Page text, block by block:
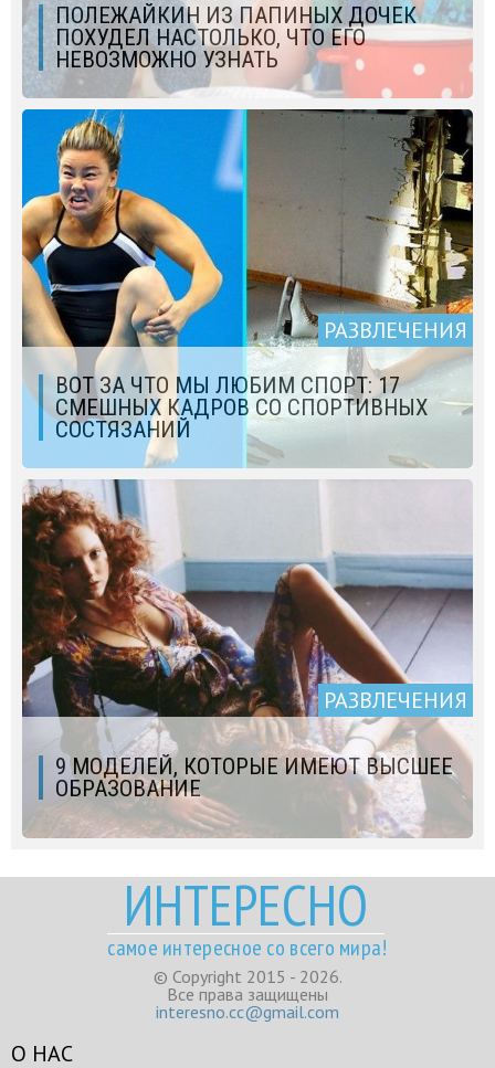
ПОЛЕЖАЙКИН ИЗ ПАПИНЫХ ДОЧЕК
ПОХУДЕЛ НАСТОЛЬКО, ЧТО ЕГО
НЕВОЗМОЖНО УЗНАТЬ
РАЗВЛЕЧЕНИЯ
ВОТ ЗА ЧТО МЫ ЛЮБИМ СПОРТ: 17
СМЕШНЫХ КАДРОВ СО СПОРТИВНЫХ
СОСТЯЗАНИЙ
РАЗВЛЕЧЕНИЯ
9 МОДЕЛЕЙ, КОТОРЫЕ ИМЕЮТ ВЫСШЕЕ
ОБРАЗОВАНИЕ
ИНТЕРЕСНО
самое интересное со всего мира!
© Copyright 2015 - 2026.
Все права защищены
interesno.cc@gmail.com
О НАС